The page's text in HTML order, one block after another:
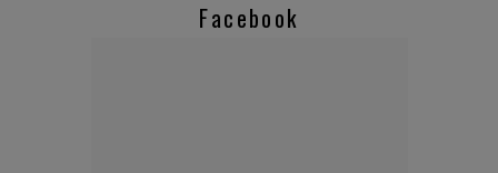
Facebook